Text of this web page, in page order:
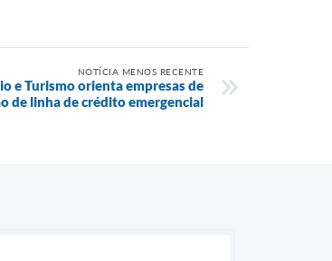
NOTÍCIA MENOS RECENTE
e Turismo orienta empresas de
de linha de crédito emergencial